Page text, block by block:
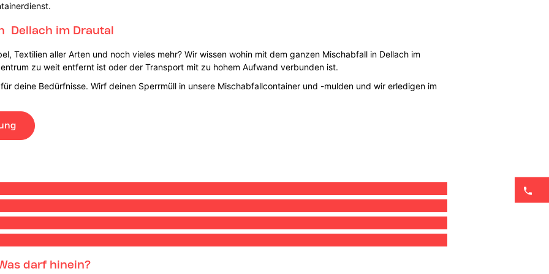
Dellach im Drautal
Textilien aller Arten und noch vieles mehr? Wir wissen wohin mit dem ganzen Mischabfall in Dellach im
zu weit entfernt ist oder der Transport mit zu hohem Aufwand verbunden ist.
deine Bedürfnisse. Wirf deinen Sperrmüll in unsere Mischabfallcontainer und -mulden und wir erledigen im
darf hinein?